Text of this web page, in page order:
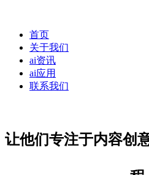
首页
关于我们
ai资讯
ai应用
联系我们
让他们专注于内容创